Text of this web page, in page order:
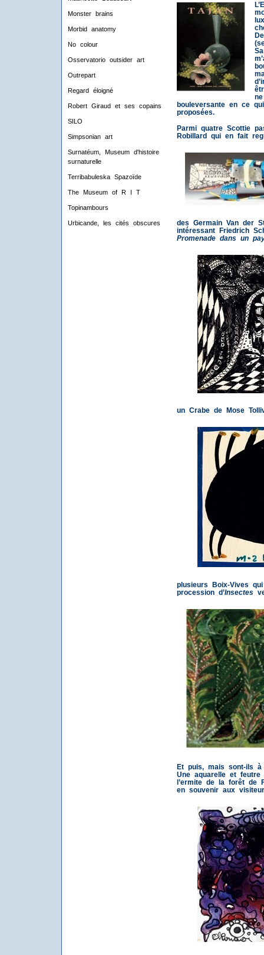
Monster brains
Morbid anatomy
No colour
Osservatorio outsider art
Outrepart
Regard éloigné
Robert Giraud et ses copains
SILO
Simpsonian art
Surnatéum, Museum d'histoire
surnaturelle
Terribabuleska Spazoïde
The Museum of R I T
Topinambours
Urbicande, les cités obscures
bouleversante en ce
proposées.
Parmi quatre Scottie
Robillard qui en fait
des Germain Van der
intéressant Friedrich
Promenade dans un
un Crabe de Mose
plusieurs Boix-Vives
procession d’Insectes
Et puis, mais sont-ils
Une aquarelle et
l’ermite de la forêt de
en souvenir aux